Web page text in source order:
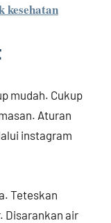
kesehatan
mudah. Cukup
Aturan
instagram
Teteskan
Disarankan air